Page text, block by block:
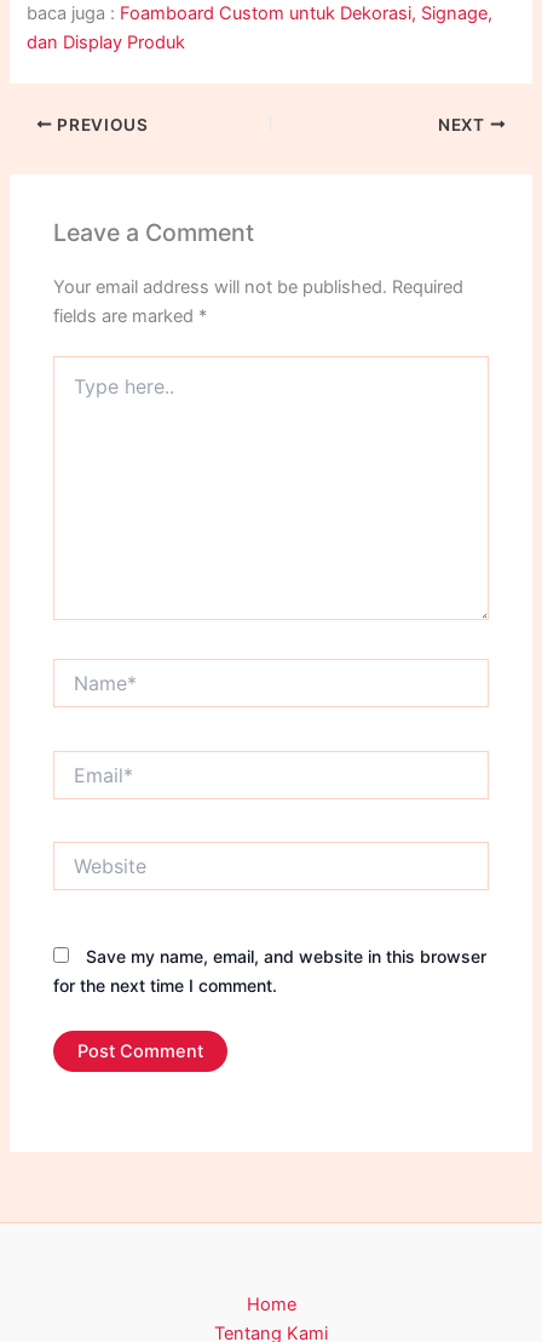
baca juga : Foamboard Custom untuk Dekorasi, Signage,
dan Display Produk
PREVIOUS NEXT
Leave a Comment
Your email address will not be published. Required
fields are marked *
here..
Save my name, email, and website in this browser
for the next time I comment.
Home
Tentang Kami